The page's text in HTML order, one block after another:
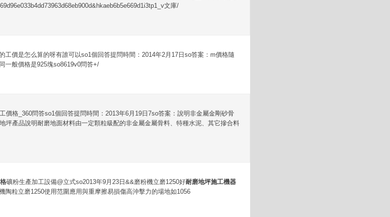
文庫/
工價是怎么算的呀有誰可以so1個回答提問時間：2014年2月17日so答案：m價格隨
一般價格是925塊so8619v0問答+/
價格_360問答so1個回答提問時間：2013年6月19日7so答案：說明非金屬金剛砂骨
坪產品說明耐磨地面材料由一定顆粒級配的非金屬金屬骨料、特種水泥、其它摻合料
礦粉生產加工設備@立式so2013年9月23日&&磨粉機立磨1250好耐磨地坪施工機器
陶粒立磨1250使用范圍應用與重摩擦易損傷高沖擊力的場地如1056